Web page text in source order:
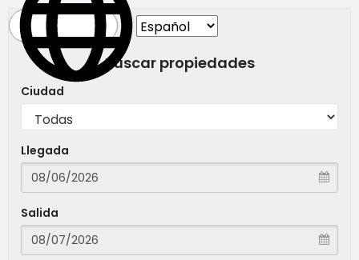
Buscar propiedades
Ciudad
Llegada
Salida